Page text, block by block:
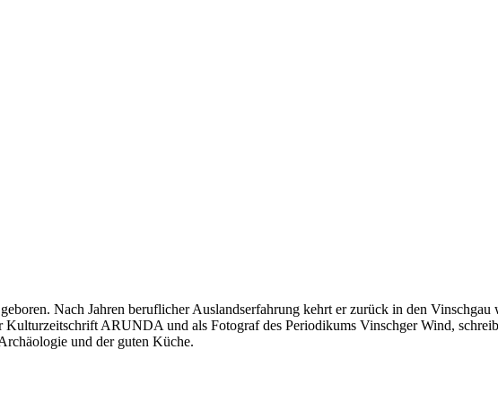
Nach Jahren beruflicher Auslandserfahrung kehrt er zurück in den
ARUNDA und als Fotograf des Periodikums Vinschger Wind,
und der guten Küche.